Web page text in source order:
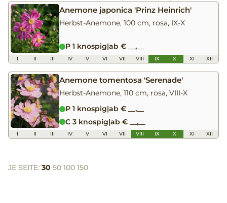
Anemone japonica 'Prinz Heinrich'
Herbst-Anemone, 100 cm, rosa, IX-X
P 1 knospig|ab € __,__
I II III IV V VI VII VIII IX X XI XII
Anemone tomentosa 'Serenade'
Herbst-Anemone, 110 cm, rosa, VIII-X
P 1 knospig|ab € __,__
C 3 knospig|ab € __,__
I II III IV V VI VII VIII IX X XI XII
JE SEITE: 30 50 100 150